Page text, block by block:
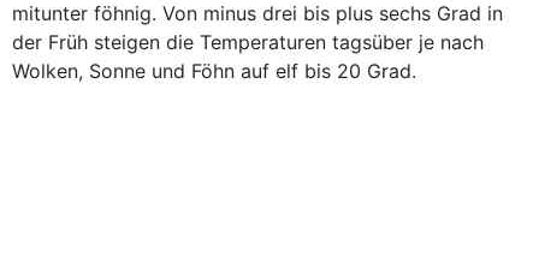
mitunter föhnig. Von minus drei bis plus sechs Grad in
der Früh steigen die Temperaturen tagsüber je nach
Wolken, Sonne und Föhn auf elf bis 20 Grad.